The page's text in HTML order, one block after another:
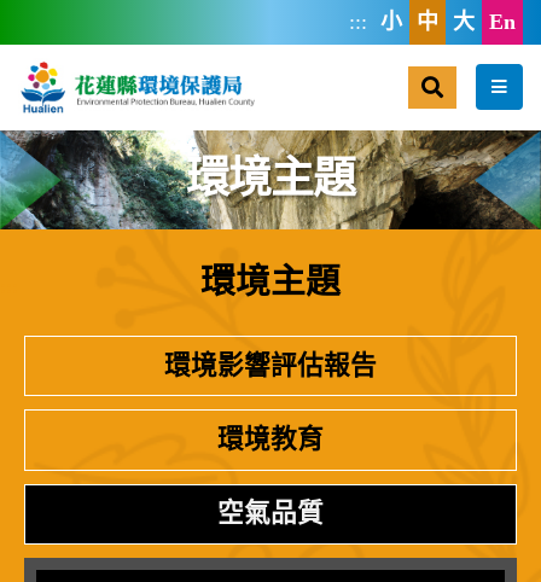
::: 小 中 大 En
選單
環境主題
環境主題
環境影響評估報告
環境教育
空氣品質